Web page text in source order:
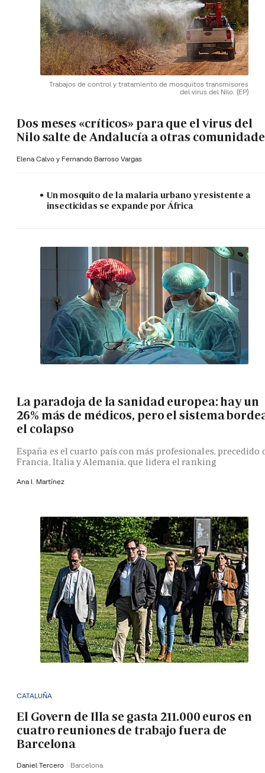
Trabajos de control y tratamiento de mosquitos transmisores
del virus del Nilo. (EP)
Dos meses «críticos» para que el virus del
Nilo salte de Andalucía a otras
Elena Calvo y Fernando Barroso Vargas
Un mosquito de la malaria urbano y resistente a
insecticidas se expande por África
La paradoja de la sanidad europea: hay un
26% más de médicos, pero el sistema
el colapso
España es el cuarto país con más profesionales, precedido
Francia, Italia y Alemania, que lidera el ranking
Ana I. Martínez
CATALUÑA
El Govern de Illa se gasta 211.000 euros en
cuatro reuniones de trabajo fuera de
Barcelona
Daniel Tercero Barcelona